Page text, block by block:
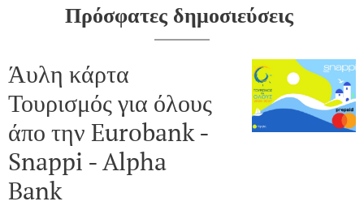
Πρόσφατες δημοσιεύσεις
Άυλη κάρτα
Τουρισμός για όλους
άπο την Eurobank -
Snappi - Alpha
Bank